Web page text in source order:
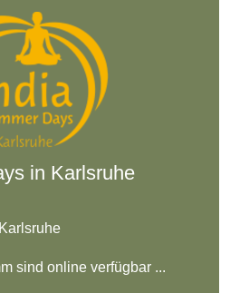
in Karlsruhe
sind online verfügbar ...